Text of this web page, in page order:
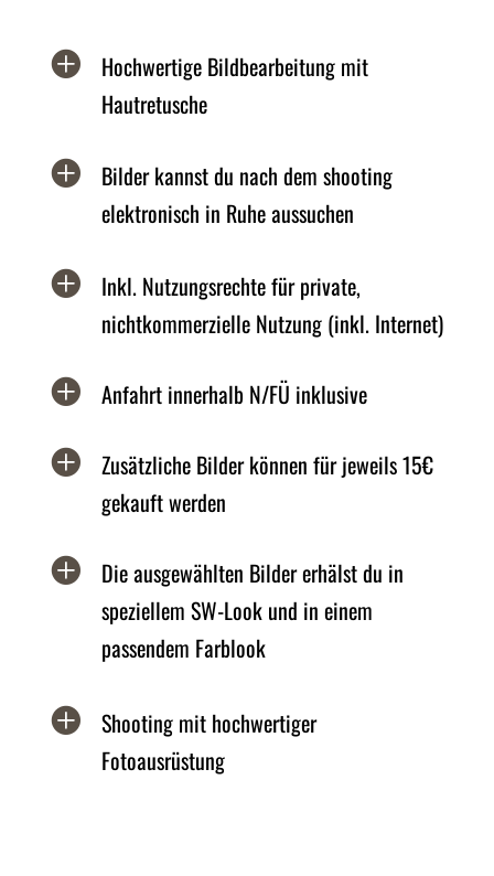

Hochwertige Bildbearbeitung mit
Hautretusche

Bilder kannst du nach dem shooting
elektronisch in Ruhe aussuchen

Inkl. Nutzungsrechte für private,
nichtkommerzielle Nutzung (inkl. Internet)
 Anfahrt innerhalb N/FÜ inklusive

Zusätzliche Bilder können für jeweils 15€
gekauft werden

Die ausgewählten Bilder erhälst du in
speziellem SW-Look und in einem
passendem Farblook

Shooting mit hochwertiger
Fotoausrüstung